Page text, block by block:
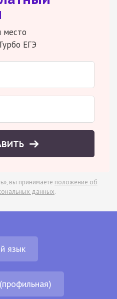
место
ЕГЭ
вы принимаете положение об
данных.
язык